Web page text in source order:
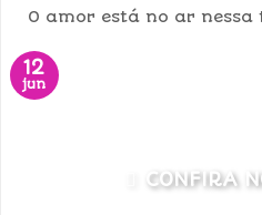
O amor está no ar
12
jun
CONFIRA